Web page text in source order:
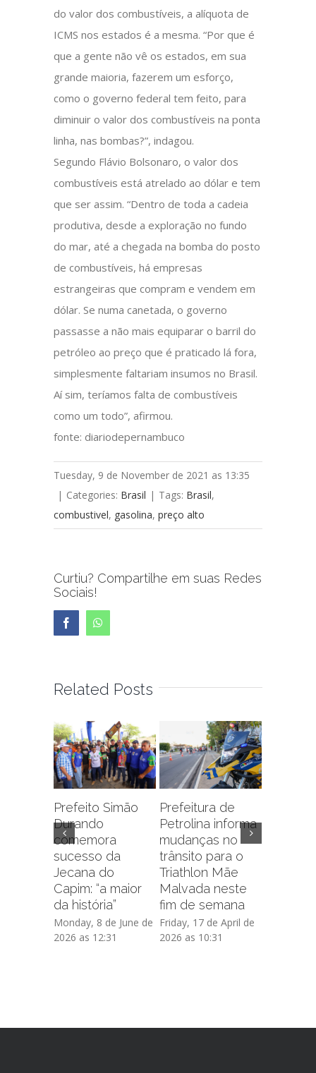
do valor dos combustíveis, a alíquota de
ICMS nos estados é a mesma. “Por que é
que a gente não vê os estados, em sua
grande maioria, fazerem um esforço,
como o governo federal tem feito, para
diminuir o valor dos combustíveis na ponta
linha, nas bombas?”, indagou.
Segundo Flávio Bolsonaro, o valor dos
combustíveis está atrelado ao dólar e tem
que ser assim. “Dentro de toda a cadeia
produtiva, desde a exploração no fundo
do mar, até a chegada na bomba do posto
de combustíveis, há empresas
estrangeiras que compram e vendem em
dólar. Se numa canetada, o governo
passasse a não mais equiparar o barril do
petróleo ao preço que é praticado lá fora,
simplesmente faltariam insumos no Brasil.
Aí sim, teríamos falta de combustíveis
como um todo”, afirmou.
fonte: diariodepernambuco
Tuesday, 9 de November de 2021 as 13:35
| Categories: Brasil | Tags: Brasil,
combustivel, gasolina,preço alto
Curtiu? Compartilhe em suas Redes
Sociais!
Facebook
Related Posts
Prefeito Simão
Durando
comemora
sucesso da
Jecana do
Capim: “a maior
da história”
Monday, 8 de June de
2026 as 12:31
Prefeitura de
Petrolina informa
mudanças no
trânsito para o
Triathlon Mãe
Malvada neste
fim de semana
Friday, 17 de April de
2026 as 10:31